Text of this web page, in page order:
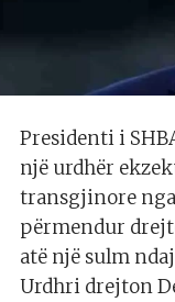
Presidenti i
një urdhër
transgjinore
përmendur
atë një sulm
Urdhri drejton